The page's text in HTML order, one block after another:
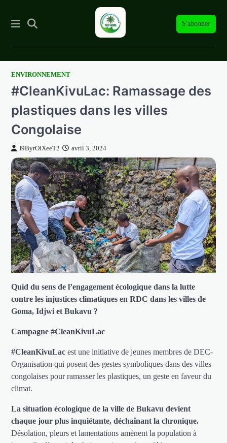
S'abonner
SkipENVIRONNEMENT
#CleanKivuLac: Ramassage des
plastiques dans les villes
Congolaise
I9ByrOlXeeT2 avril 3, 2024
Quid du sens de l’engagement écologique dans la lutte
contre les injustices climatiques en RDC dans les villes de
Goma, Idjwi et Bukavu ?
Campagne #CleanKivuLac
#CleanKivuLac est une initiative de jeunes membres de DEC-
Organisation qui posent des gestes symboliques dans des villes
congolaises pour ramasser les plastiques, un geste en faveur du
climat.
La situation écologique de la ville de Bukavu devient
chaque jour plus inquiétante, déchaînant la chronique.
Désolation, pleurs et lamentations amènent la population à